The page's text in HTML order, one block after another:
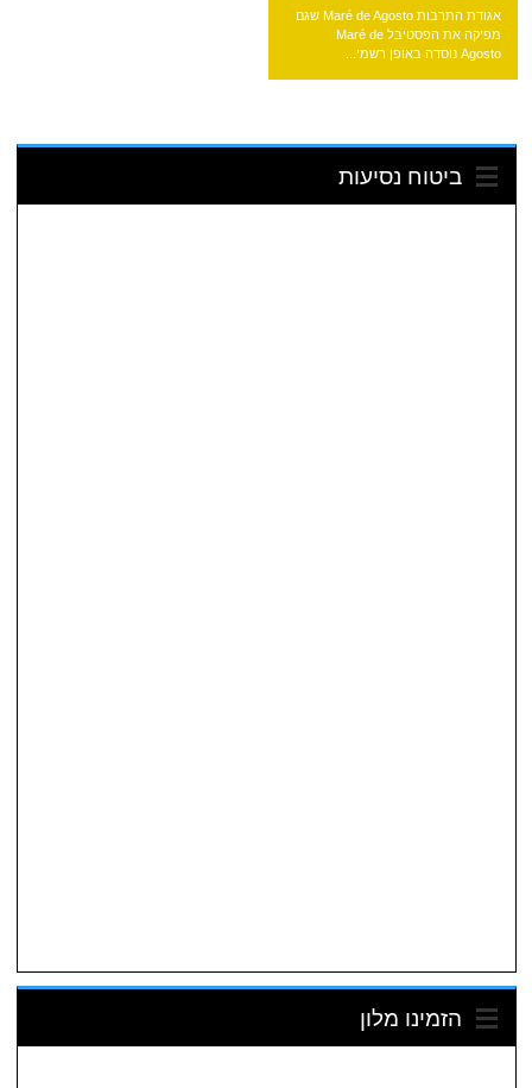
אגודת התרבות Maré de Agosto שגם
מפיקה את הפסטיבל Maré de
Agosto נוסדה באופן רשמי...
ביטוח נסיעות
הזמינו מלון